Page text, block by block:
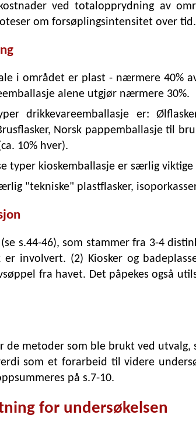
ved totalopprydning av
om forsøplingsintensitet over tid.
i området er plast - nærmere 40%
alene utgjør nærmere 30%.
drikkevareemballasje er:
Norsk pappemballasje til
10% hver).
typer kioskemballasje er særlig viktige
"tekniske" plastflasker,
s.44-46), som stammer fra 3-4
involvert. (2) Kiosker og
fra havet. Det påpekes også
metoder som ble brukt ved utvalg,
som et forarbeid til videre
på s.7-10.
for undersøkelsen